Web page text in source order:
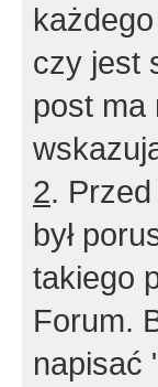
czy jest
post ma
2.
był
takiego
Forum.
napisać